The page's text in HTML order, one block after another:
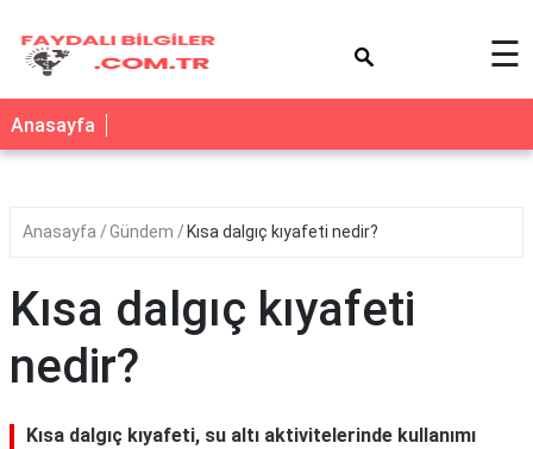
☰
Anasayfa
Anasayfa Gündem Kısa dalgıç kıyafeti nedir?
Kısa dalgıç kıyafeti
nedir?
Kısa dalgıç kıyafeti, su altı aktivitelerinde kullanımı